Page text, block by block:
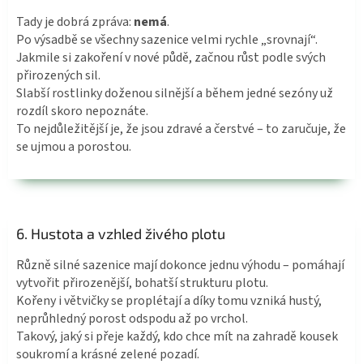
Tady je dobrá zpráva: nemá.
Po výsadbě se všechny sazenice velmi rychle „srovnají“.
Jakmile si zakoření v nové půdě, začnou růst podle svých
přirozených sil.
Slabší rostlinky doženou silnější a během jedné sezóny už
rozdíl skoro nepoznáte.
To nejdůležitější je, že jsou zdravé a čerstvé – to zaručuje, že
se ujmou a porostou.
6. Hustota a vzhled živého plotu
Různě silné sazenice mají dokonce jednu výhodu – pomáhají
vytvořit přirozenější, bohatší strukturu plotu.
Kořeny i větvičky se proplétají a díky tomu vzniká hustý,
neprůhledný porost odspodu až po vrchol.
Takový, jaký si přeje každý, kdo chce mít na zahradě kousek
soukromí a krásné zelené pozadí.